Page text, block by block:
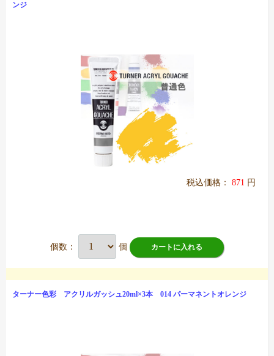
ンジ
税込価格： 871 円
個数： 個 カートに入れる
ターナー色彩 アクリルガッシュ20ml×3本 014 パーマネントオレンジ